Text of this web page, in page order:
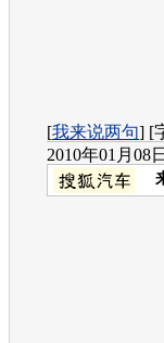
[我来说两句] [
2010年01月08